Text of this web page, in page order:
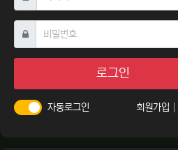
비밀번호필수
로그인
자동로그인 회원가입